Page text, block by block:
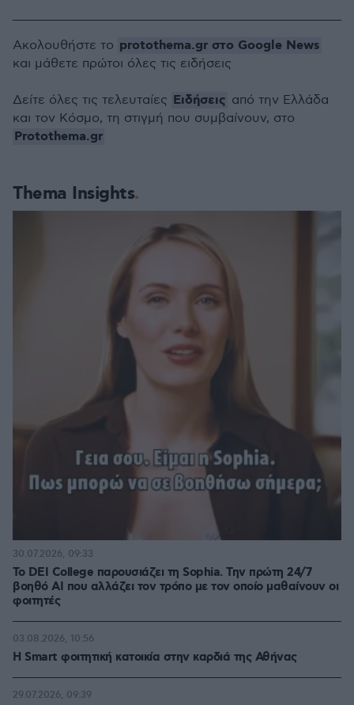
Thema Insights
Το DEI College παρουσιάζει τη Sophia. Την πρώτη 24/7
βοηθό AI που αλλάζει τον τρόπο με τον οποίο μαθαίνουν οι
φοιτητές
30.07.2026, 09:33
Η Smart φοιτητική κατοικία στην καρδιά της Αθήνας
03.08.2026, 10:56
29.07.2026, 09:39
Ακολουθήστε το protothema.gr στο Google News
και μάθετε πρώτοι όλες τις ειδήσεις
Δείτε όλες τις τελευταίες Ειδήσεις από την Ελλάδα
και τον Κόσμο, τη στιγμή που συμβαίνουν, στο
Protothema.gr